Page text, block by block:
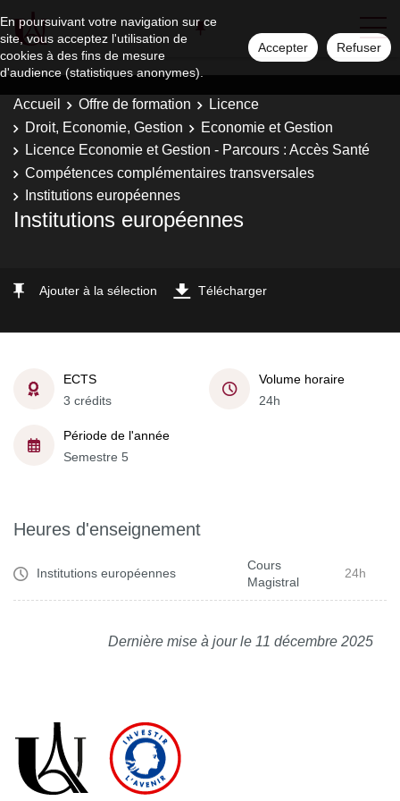
En poursuivant votre navigation sur ce
site, vous acceptez l'utilisation de
cookies à des fins de mesure
d'audience (statistiques anonymes).
Accepter Refuser
Accueil Offre de formation
Licence
Droit, Economie, Gestion
Economie et Gestion
Licence Economie et Gestion - Parcours : Accès Santé
Compétences complémentaires transversales
Institutions européennes
Institutions européennes
Ajouter à la sélection Télécharger
ECTS
3 crédits
Volume horaire
24h
Période de l'année
Semestre 5
Heures d'enseignement
Institutions européennes
Cours
Magistral
24h
Dernière mise à jour le 11 décembre 2025